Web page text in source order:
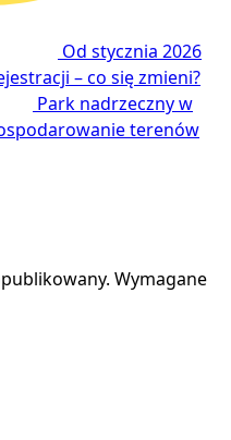
Od stycznia 2026
– co się zmieni?
Park nadrzeczny w
terenów
Wymagane